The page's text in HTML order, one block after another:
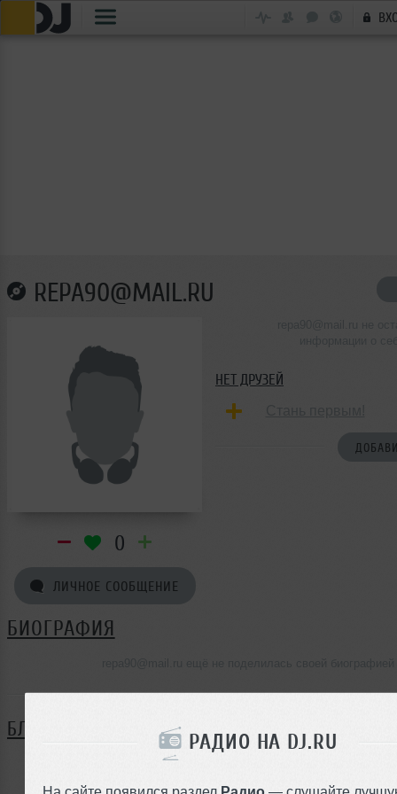
РАДИО НА DJ.RU
На сайте появился раздел Радио — слушайте
REPA90@MAIL.RU
0
ЛИЧНОЕ СООБЩЕНИЕ
НЕТ ДРУЗЕЙ
БИОГРАФИЯ
БЛОГ